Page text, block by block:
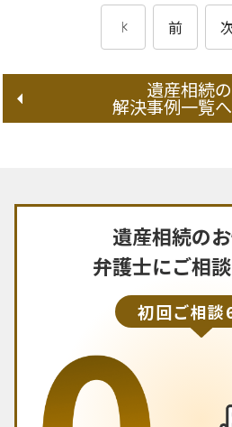
前
遺産相続の
解決事例一覧
遺産相続の
弁護士にご相
初回ご相談